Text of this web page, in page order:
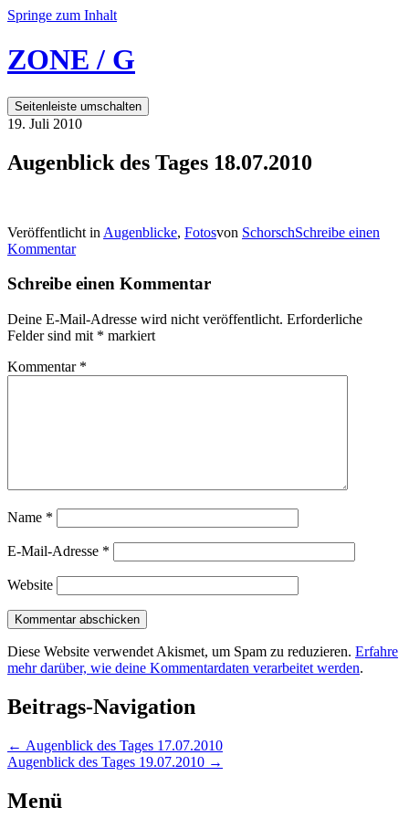
Springe zum Inhalt
ZONE / G
Seitenleiste umschalten
19. Juli 2010
Augenblick des Tages 18.07.2010
Veröffentlicht in Augenblicke, Fotosvon SchorschSchreibe einen
Kommentar
Schreibe einen Kommentar
Deine E-Mail-Adresse wird nicht veröffentlicht. Erforderliche
Felder sind mit * markiert
Kommentar *
Name *
E-Mail-Adresse *
Website
Diese Website verwendet Akismet, um Spam zu reduzieren. Erfahre
mehr darüber, wie deine Kommentardaten verarbeitet werden.
Beitrags-Navigation
← Augenblick des Tages 17.07.2010
Augenblick des Tages 19.07.2010 →
Menü